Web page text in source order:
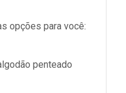
opções para você:
penteado